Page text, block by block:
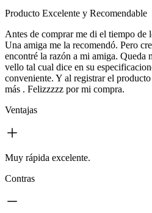
Producto Excelente y Recomendable
Antes de comprar me di el tiempo de
Una amiga me la recomendó. Pero
encontré la razón a mi amiga. Queda
vello tal cual dice en su
conveniente. Y al registrar el
más . Felizzzzz por mi compra.
Ventajas
Muy rápida excelente.
Contras